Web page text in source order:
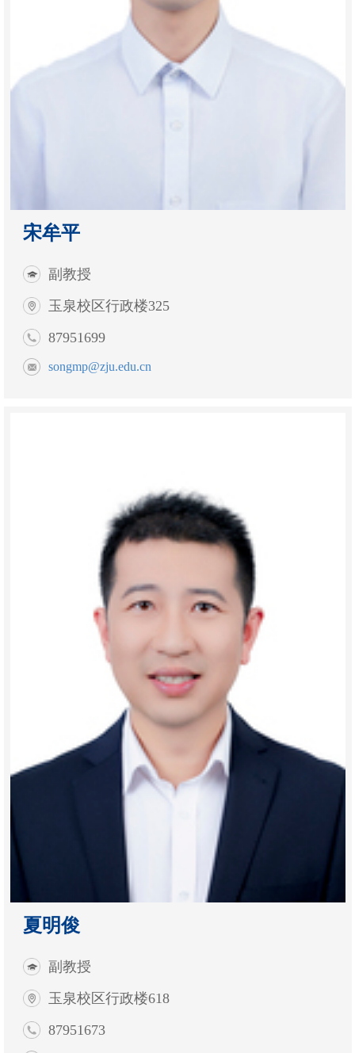
宋牟平
副教授
玉泉校区行政楼325
87951699
songmp@zju.edu.cn
夏明俊
副教授
玉泉校区行政楼618
87951673